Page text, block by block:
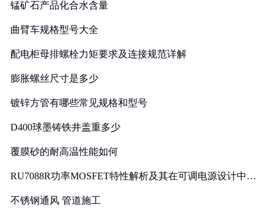
锰矿石产品化合水含量
曲臂车规格型号大全
配电柜母排螺栓力矩要求及连接规范详解
膨胀螺丝尺寸是多少
镀锌方管有哪些常见规格和型号
D400球墨铸铁井盖重多少
覆膜砂的耐高温性能如何
RU7088R功率MOSFET特性解析及其在可调电源设计中的
不锈钢通风 管道施工